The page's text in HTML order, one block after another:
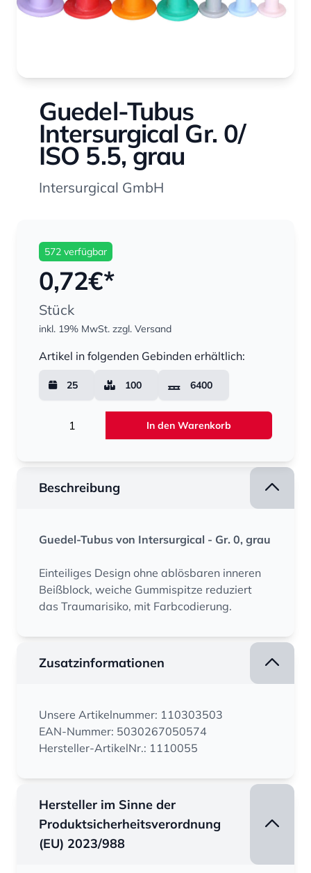
Guedel-Tubus
Intersurgical Gr. 0/
ISO 5.5, grau
Intersurgical GmbH
572 verfügbar
0,72€*
Stück
inkl. 19% MwSt. zzgl. Versand
Artikel in folgenden Gebinden erhältlich:
25 100 6400
In den Warenkorb
Beschreibung
Guedel-Tubus von Intersurgical - Gr. 0, grau
Einteiliges Design ohne ablösbaren inneren
Beißblock, weiche Gummispitze reduziert
das Traumarisiko, mit Farbcodierung.
Zusatzinformationen
Unsere Artikelnummer: 110303503
EAN-Nummer: 5030267050574
Hersteller-ArtikelNr.: 1110055
Hersteller im Sinne der
Produktsicherheitsverordnung
(EU) 2023/988